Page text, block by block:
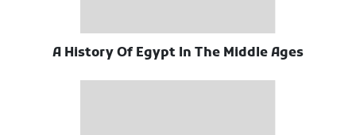
A History Of Egypt In The Middle Ages